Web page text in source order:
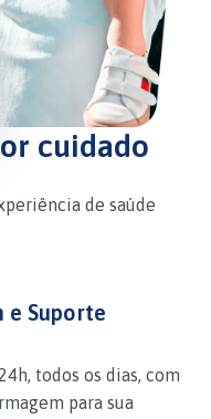
cuidado
de saúde
e Suporte
todos os dias, com
para sua